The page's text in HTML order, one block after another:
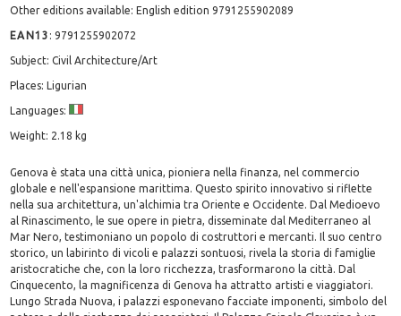
Other editions available: English edition 9791255902089
EAN13 :9791255902072
Subject: Civil Architecture/Art
Places: Ligurian
Languages:
Weight: 2.18 kg
Genova è stata una città unica, pioniera nella finanza, nel commercio
globale e nell'espansione marittima. Questo spirito innovativo si riflette
nella sua architettura, un'alchimia tra Oriente e Occidente. Dal Medioevo
al Rinascimento, le sue opere in pietra, disseminate dal Mediterraneo al
Mar Nero, testimoniano un popolo di costruttori e mercanti. Il suo centro
storico, un labirinto di vicoli e palazzi sontuosi, rivela la storia di famiglie
aristocratiche che, con la loro ricchezza, trasformarono la città. Dal
Cinquecento, la magnificenza di Genova ha attratto artisti e viaggiatori.
Lungo Strada Nuova, i palazzi esponevano facciate imponenti, simbolo del